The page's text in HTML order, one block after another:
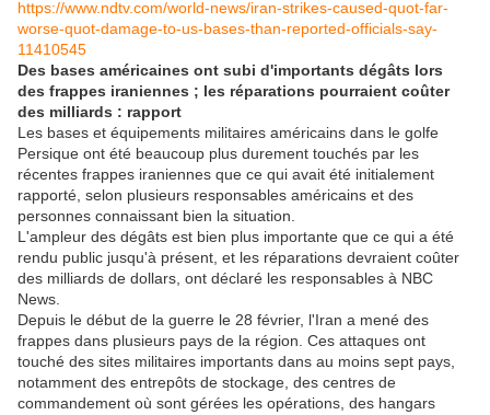
https://www.ndtv.com/world-news/iran-strikes-caused-quot-far-
worse-quot-damage-to-us-bases-than-reported-officials-say-
11410545
Des bases américaines ont subi d'importants dégâts lors
des frappes iraniennes ; les réparations pourraient coûter
des milliards : rapport
Les bases et équipements militaires américains dans le golfe
Persique ont été beaucoup plus durement touchés par les
récentes frappes iraniennes que ce qui avait été initialement
rapporté, selon plusieurs responsables américains et des
personnes connaissant bien la situation.
L'ampleur des dégâts est bien plus importante que ce qui a été
rendu public jusqu'à présent, et les réparations devraient coûter
des milliards de dollars, ont déclaré les responsables à NBC
News.
Depuis le début de la guerre le 28 février, l'Iran a mené des
frappes dans plusieurs pays de la région. Ces attaques ont
touché des sites militaires importants dans au moins sept pays,
notamment des entrepôts de stockage, des centres de
commandement où sont gérées les opérations, des hangars